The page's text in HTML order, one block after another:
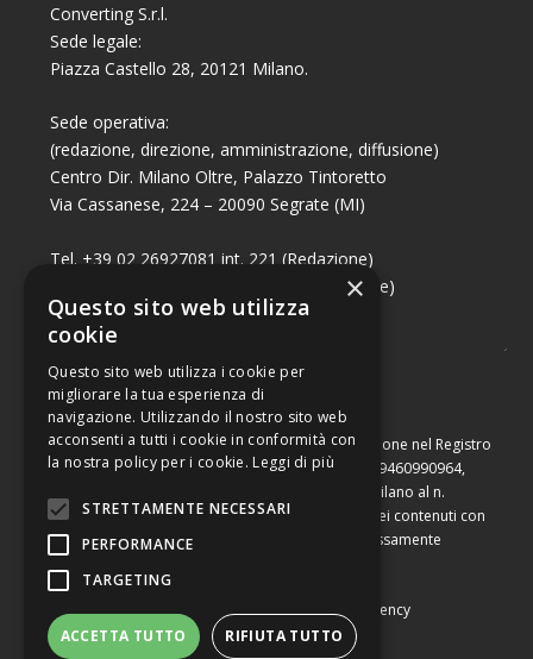
Converting S.r.l.
Sede legale:
Piazza Castello 28, 20121 Milano.
Sede operativa:
(redazione, direzione, amministrazione, diffusione)
Centro Dir. Milano Oltre, Palazzo Tintoretto
Via Cassanese, 224 – 20090 Segrate (MI)
Tel. +39 02 26927081 int. 221 (Redazione)
Tel. +39 02 26927081 int. 224 (Commerciale)
Fax +39 02 26951006
Capitale sociale di Euro 10.000,00 – Numero di iscrizione nel Registro
delle Imprese di Milano, partita Iva e codice fiscale 09460990964,
iscritta al Repertorio Economico Amministrativo di Milano al n.
2091710. È vietata la riproduzione, anche parziale, dei contenuti con
qualsiasi mezzo, compresa la stampa, se non espressamente
Copyright © Converting srl | Privacy Policy|Web Agency
×
Questo sito web utilizza
cookie
Questo sito web utilizza i cookie per
migliorare la tua esperienza di
navigazione. Utilizzando il nostro sito web
acconsenti a tutti i cookie in conformità con
la nostra policy per i cookie. Leggi di più
STRETTAMENTE NECESSARI
PERFORMANCE
TARGETING
ACCETTA TUTTO RIFIUTA TUTTO